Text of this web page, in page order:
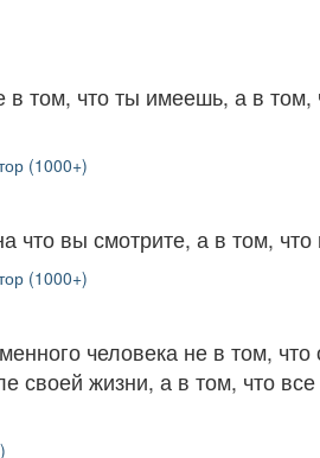
в том, что ты имеешь, а в том,
(1000+)
что вы смотрите, а в том,
(1000+)
человека не в том,
своей жизни, а в том, что